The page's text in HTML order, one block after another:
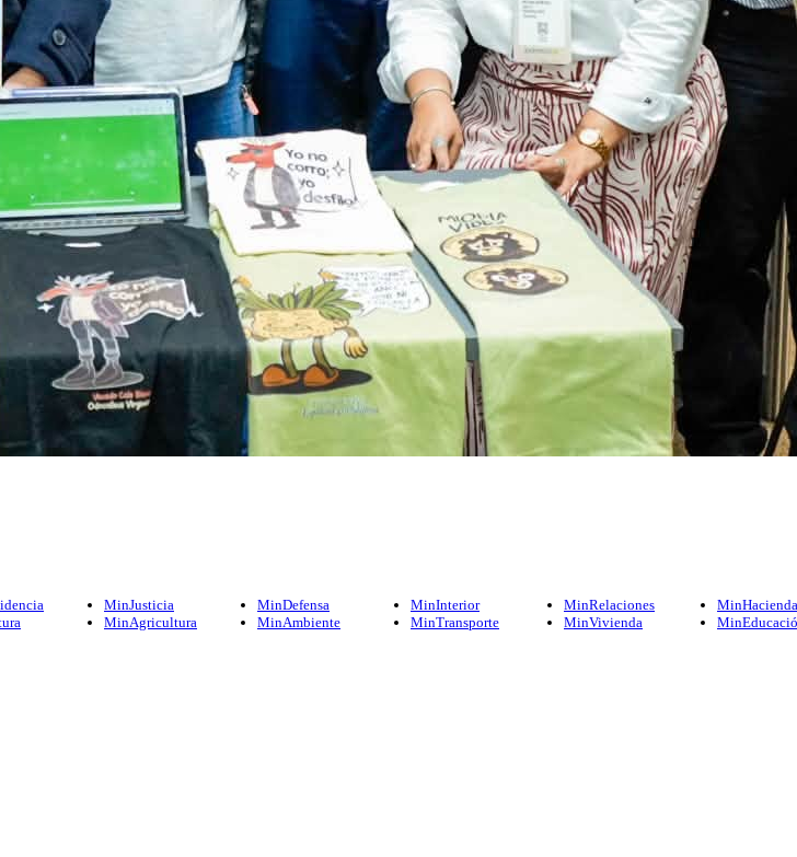
MinJusticia MinDefensa MinInterior MinRelaciones
MinHacienda
MinAgricultura MinAmbiente MinTransporte MinVivienda